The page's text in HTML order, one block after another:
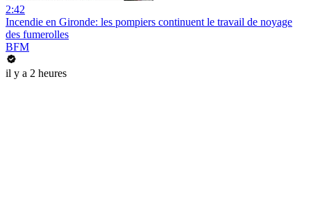
2:42
Incendie en Gironde: les pompiers continuent le travail de noyage
des fumerolles
BFM
il y a 2 heures